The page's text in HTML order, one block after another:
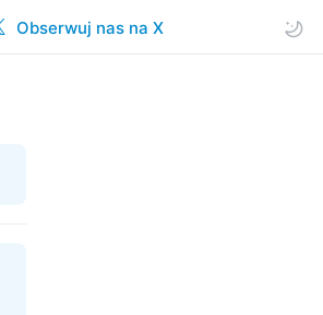
Obserwuj nas na X